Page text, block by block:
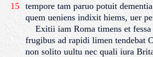
15 tempore tam paruo potuit
quem ueniens indixit hiems, uer
Exitii iam Roma timens et fessa
frugibus ad rapidi limen tendebat
non solito uultu nec quali iura